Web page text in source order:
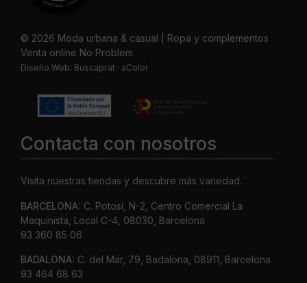
© 2026 Moda urbana & casual | Ropa y complementos
Venta online No Problem
Diseño Web: Buscaprat · aColor
Contacta con nosotros
Visita nuestras tiendas y descubre más variedad.
BARCELONA: C. Potosí, N-2, Centro Comercial La
Maquinista, Local C-4, 08030, Barcelona
93 360 85 06
BADALONA: C. del Mar, 79, Badalona, 08911, Barcelona
93 464 68 63